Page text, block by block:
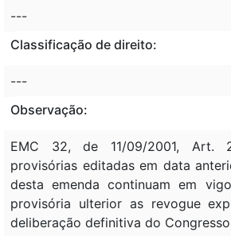
---
Classificação de direito:
---
Observação:
EMC 32, de 11/09/2001, Art.
provisórias editadas em data
desta emenda continuam em
provisória ulterior as revogue
deliberação definitiva do